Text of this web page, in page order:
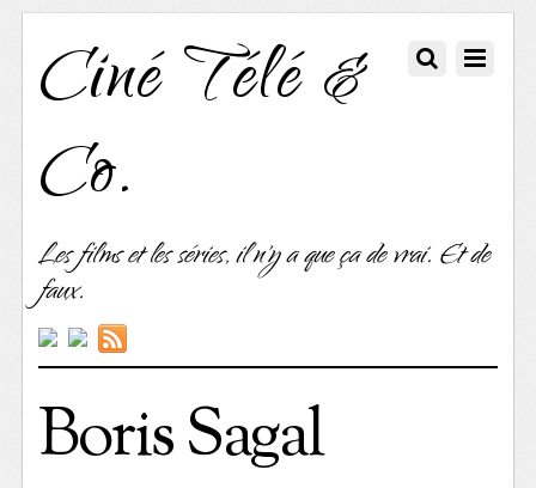
Ciné Télé &
Co.
Les films et les séries, il n'y a que ça de vrai. Et de
faux.
Boris Sagal